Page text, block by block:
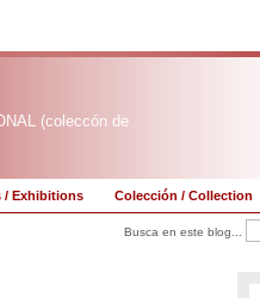
(coleccón de
Colección / Collection
/ Exhibitions
Busca en este blog...